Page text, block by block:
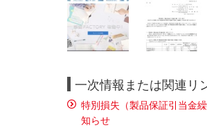
一次情報または関連リ
特別損失（製品保証引当金
知らせ